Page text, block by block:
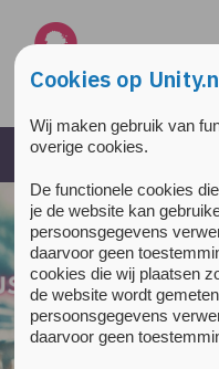
Cookies op
Wij maken gebruik van
overige cookies.
De functionele cookies
je de website kan
persoonsgegevens
daarvoor geen
cookies die wij plaatsen
de website wordt
persoonsgegevens
daarvoor geen